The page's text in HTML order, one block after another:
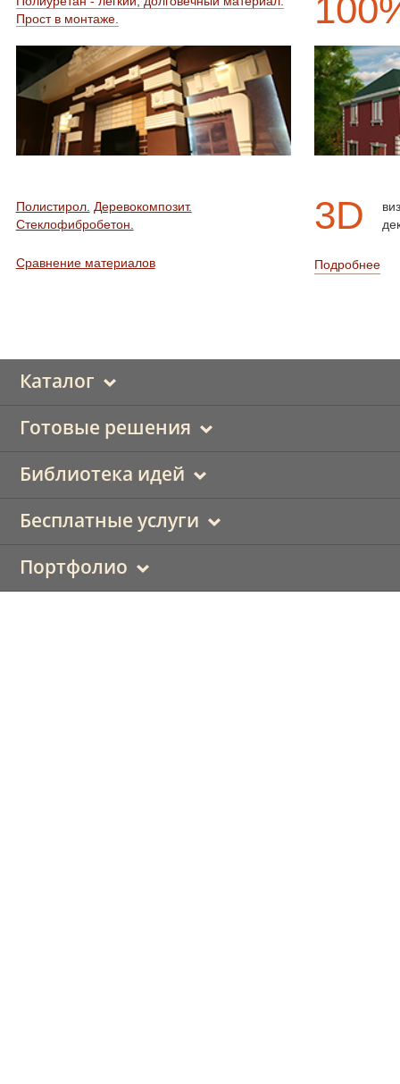
3D
Подробнее
Прост в монтаже.
Полистирол. Деревокомпозит.
Стеклофибробетон.
Сравнение материалов
Каталог
Готовые решения
Библиотека идей
Бесплатные услуги
Портфолио